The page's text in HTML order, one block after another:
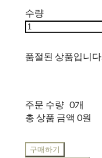
수량
품절된 상품입니
주문 수량 0개
총 상품 금액 0원
구매하기